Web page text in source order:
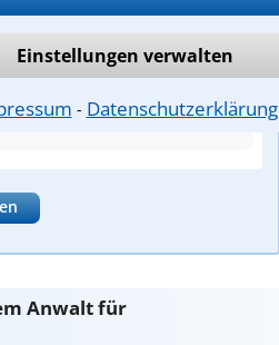
Einstellungen verwalten
⁃ Datenschutzerklärung
des Zivilrechts?
Willens
Anwalt für